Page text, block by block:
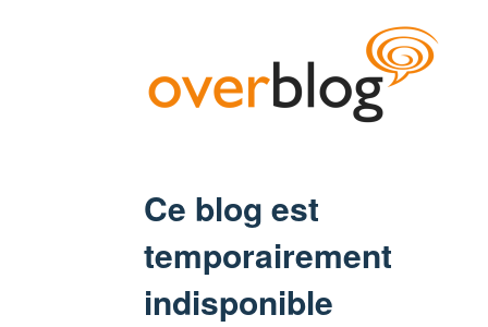
Ce blog est
temporairement
indisponible